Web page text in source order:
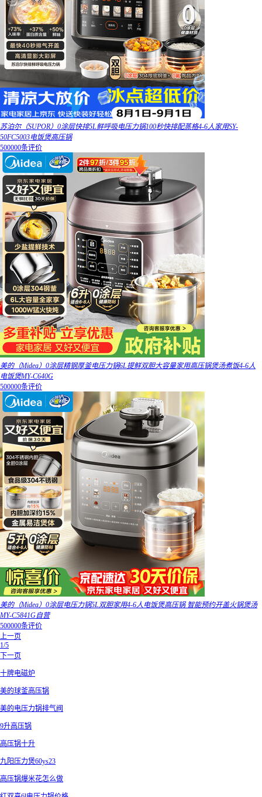
苏泊尔（SUPOR）0涂层快排5L鲜呼吸电压力锅100秒快排配蒸格4-6人家用SY-
50FC5003电饭煲高压锅
500000条评价
美的（Midea）0涂层精钢厚釜电压力锅6L提鲜双胆大容量家用高压锅煲汤煮饭4-6人
电饭煲MY-C640G
500000条评价
美的（Midea）0涂层电压力锅5L双胆家用4-6人电饭煲高压锅 智能预约开盖火锅煲汤
MY-C5841G自营
500000条评价
上一页
1/5
下一页
十牌电磁炉
美的球釜高压锅
美的电压力锅排气阀
9升高压锅
高压锅十升
九阳压力煲60ys23
高压锅爆米花怎么做